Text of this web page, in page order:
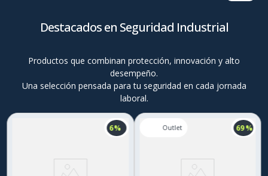
Destacados en Seguridad Industrial
Productos que combinan protección, innovación y alto
desempeño.
Una selección pensada para tu seguridad en cada jornada
laboral.
6 % 69 %